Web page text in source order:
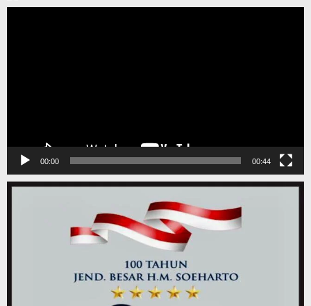
00:00 00:44